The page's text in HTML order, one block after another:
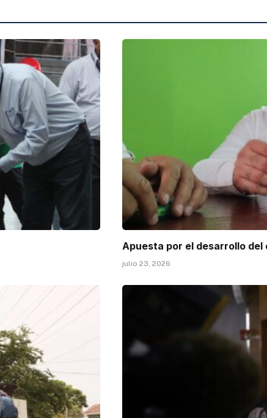
Apuesta por el desarrollo
julio 23, 2026